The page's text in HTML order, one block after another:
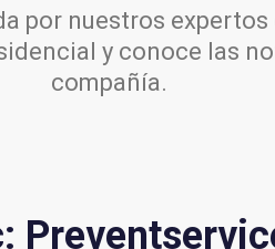
por nuestros expertos
y conoce las
compañía.